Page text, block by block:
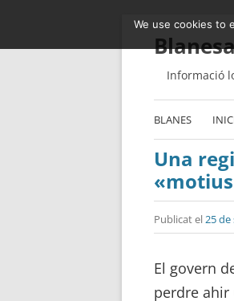
Informació
BLANES
Una
Publicat el25 de
El govern
perdre ahir
We use cookies to